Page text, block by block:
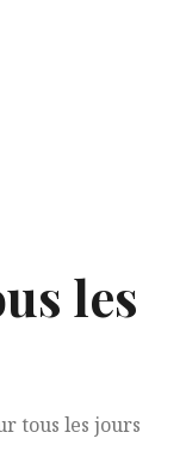
les
tous les jours